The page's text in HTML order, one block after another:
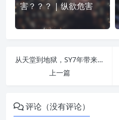
害？？？ | 纵欲危害
从天堂到地狱，SY7年带来的危害 | 纵欲危害
上一篇
评论（没有评论）